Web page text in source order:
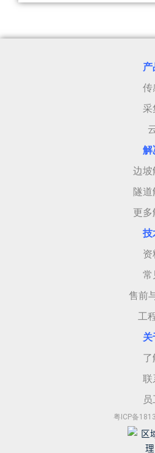
产
传
采
解
边坡
隧道
更多
技
资
常
售前
工
关
了
联
粤ICP备